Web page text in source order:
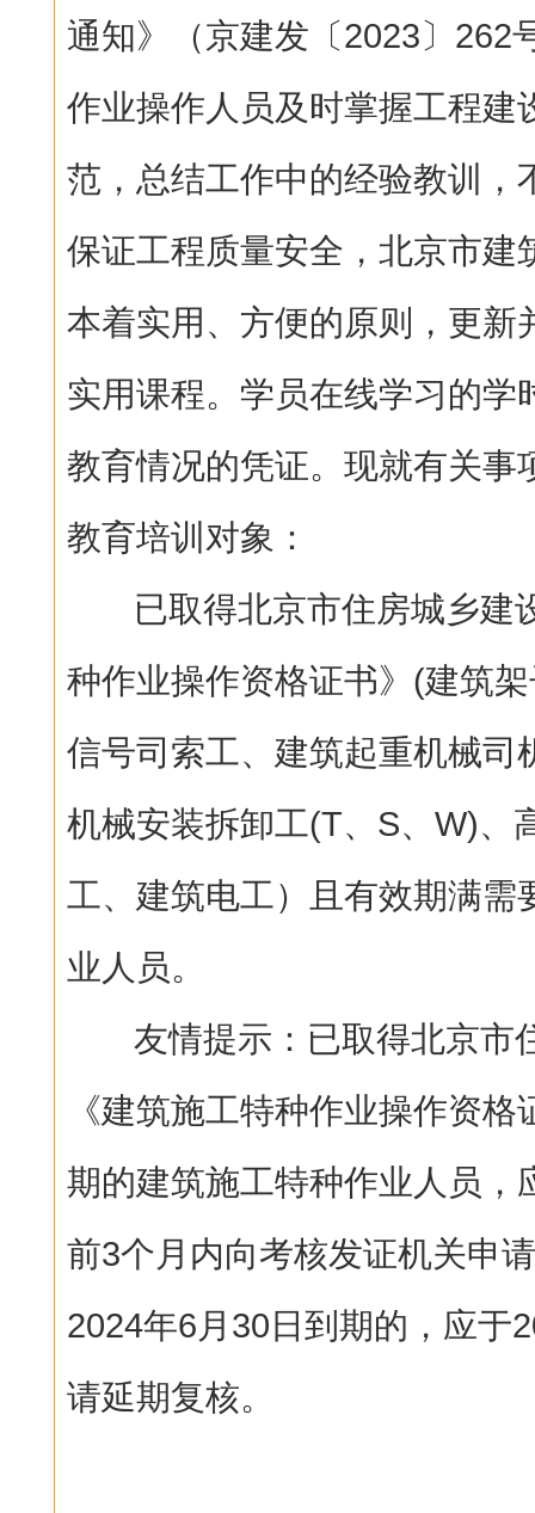
通知》（京建发〔2023〕262
作业操作人员及时掌握工程建
范，总结工作中的经验教训，
保证工程质量安全，北京市建
本着实用、方便的原则，更新
实用课程。学员在线学习的学
教育情况的凭证。现就有关
教育培训对象：
已取得北京市住房城乡建
种作业操作资格证书》(建筑
信号司索工、建筑起重机械司
机械安装拆卸工(T、S、W)、
工、建筑电工）且有效期满需
业人员。
友情提示：已取得北京市
《建筑施工特种作业操作资
期的建筑施工特种作业人员，
前3个月内向考核发证机关申
2024年6月30日到期的，应于
请延期复核。